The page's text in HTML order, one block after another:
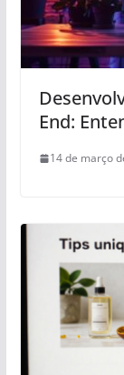
End:
14 de março